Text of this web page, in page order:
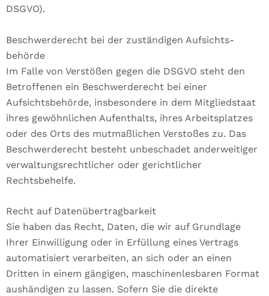
DSGVO).
Beschwerde­recht bei der zuständigen Aufsichts­
behörde
Im Falle von Verstößen gegen die DSGVO steht den
Betroffenen ein Beschwerderecht bei einer
Aufsichtsbehörde, insbesondere in dem Mitgliedstaat
ihres gewöhnlichen Aufenthalts, ihres Arbeitsplatzes
oder des Orts des mutmaßlichen Verstoßes zu. Das
Beschwerderecht besteht unbeschadet anderweitiger
verwaltungsrechtlicher oder gerichtlicher
Rechtsbehelfe.
Recht auf Daten­übertrag­barkeit
Sie haben das Recht, Daten, die wir auf Grundlage
Ihrer Einwilligung oder in Erfüllung eines Vertrags
automatisiert verarbeiten, an sich oder an einen
Dritten in einem gängigen, maschinenlesbaren Format
aushändigen zu lassen. Sofern Sie die direkte